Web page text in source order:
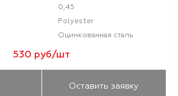
0,45
Polyester
Оцинкованная сталь
530 руб/шт
Оставить заявку